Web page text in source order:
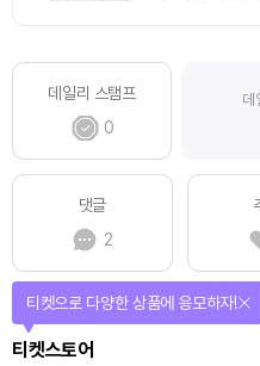
데일리 스탬프
0
데
댓글
2
에어드랍
선물이 쏟아지는 에어드랍 이벤트!